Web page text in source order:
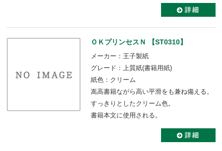
ＯＫプリンセスＮ 【ST0310】
メーカー：王子製紙
グレード：上質紙(書籍用紙)
紙色：クリーム
嵩高書籍ながら高い平滑をも兼ね備える。
すっきりとしたクリーム色。
書籍本文に使用される。